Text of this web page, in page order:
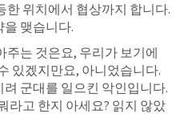
한 위치에서 협상까지 합니다.
맺습니다.
주는 것은요, 우리가 보기에
있겠지만요, 아니었습니다.
군대를 일으킨 악인입니다.
라고 한지 아세요? 읽지 않았